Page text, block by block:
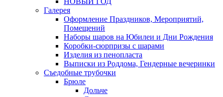
Галерея
Оформление Праздников, Мероприятий,
Помещений
Наборы шаров на Юбилеи и Дни Рождения
Коробки-сюрпризы с шарами
Изделия из пенопласта
Выписки из Роддома, Гендерные вечеринки
Съедобные трубочки
Брюле
Дольче